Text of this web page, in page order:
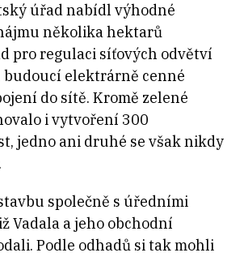
úřad nabídl výhodné
několika hektarů
pro regulaci síťových odvětví
budoucí elektrárně cenné
do sítě. Kromě zelené
i vytvoření 300
jedno ani druhé se však nikdy
společně s úředními
Vadala a jeho obchodní
Podle odhadů si tak mohli